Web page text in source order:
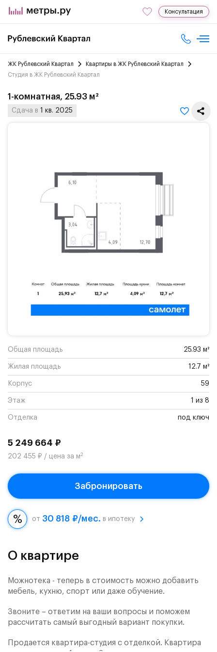
Консультация
ЖК Рублевский Квартал
Квартиры в ЖК Рублевский Квартал
Студия в ЖК Рублевский Квартал
1-комнатная, 25.93 м²
Сдача в 1 кв. 2025
Общая площадь 25.93 м²
Жилая площадь 12.7 м²
Корпус 59
Этаж 1 из 8
Отделка под ключ
5 249 664 ₽
202 455 ₽ / цена за м2
Забронировать
от 30 818 ₽/мес. в ипотеку
О квартире
Можнотека - теперь в стоимость можно добавить
мебель, кухню, спорт или даже обучение.
Звоните – ответим на ваши вопросы и поможем
рассчитать самый выгодный вариант покупки.
Продается квартира-студия с отделкой. Квартира